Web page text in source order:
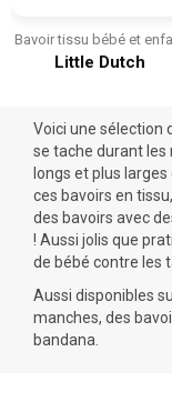
Bavoir tissu bébé et
Little Dutch
Voici une sélection
se tache durant les
longs et plus
ces bavoirs en
des bavoirs avec
! Aussi jolis que
de bébé contre les
Aussi disponibles
manches, des
bandana.